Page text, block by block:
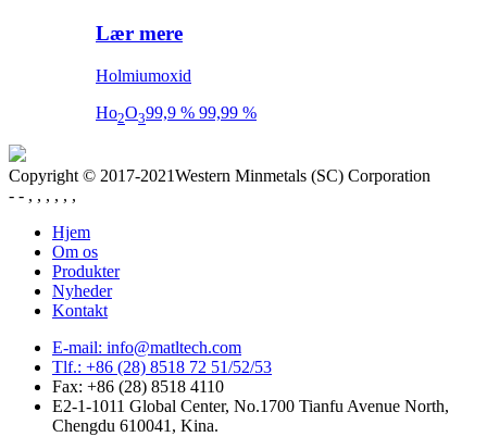
Lær mere
Holmiumoxid
Ho2O399,9 % 99,99 %
Copyright © 2017-2021Western Minmetals (SC) Corporation
- - , , , , , ,
Hjem
Om os
Produkter
Nyheder
Kontakt
E-mail: info@matltech.com
Tlf.: +86 (28) 8518 72 51/52/53
Fax: +86 (28) 8518 4110
E2-1-1011 Global Center, No.1700 Tianfu Avenue North,
Chengdu 610041, Kina.